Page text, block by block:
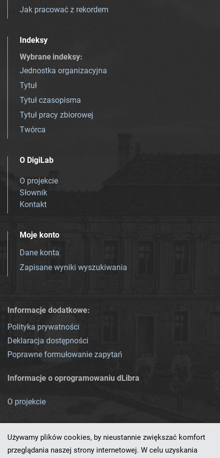
Jak pracować z rekordem
Indeksy
Wybrane indeksy:
Jednostka organizacyjna
Tytuł
Tytuł czasopisma
Tytuł pracy zbiorowej
Twórca
O DigiLab
O projekcie
Słownik
Kontakt
Moje konto
Dane konta
Zapisane wyniki wyszukiwania
Informacje dodatkowe:
Polityka prywatności
Deklaracja dostępności
Poprawne formułowanie zapytań
Informacje o oprogramowaniu dLibra
O projekcie
Używamy plików cookies, by nieustannie zwiększać komfort
przeglądania naszej strony internetowej. W celu uzyskania